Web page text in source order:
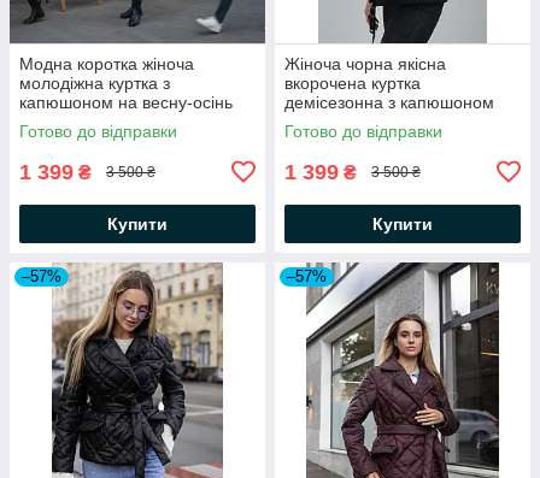
Модна коротка жіноча
молодіжна куртка з
капюшоном на весну-осінь
Готово до відправки
1 399 ₴ 3 500 ₴
Купити
Жіноча чорна якісна
вкорочена куртка
демісезонна з капюшоном
Готово до відправки
1 399 ₴ 3 500 ₴
Купити
–57% –57%